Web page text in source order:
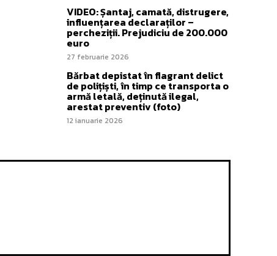
VIDEO: Șantaj, camată, distrugere,
influențarea declaraților –
percheziții. Prejudiciu de 200.000
euro
27 februarie 2026
Bărbat depistat în flagrant delict
de polițiști, în timp ce transporta o
armă letală, deținută ilegal,
arestat preventiv (foto)
12 ianuarie 2026